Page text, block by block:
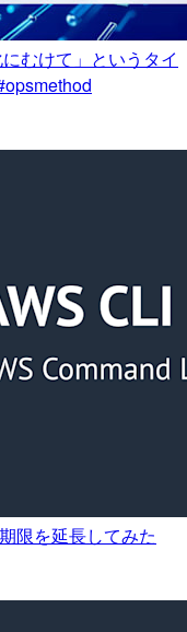
むけて」というタイ
限を延長してみた